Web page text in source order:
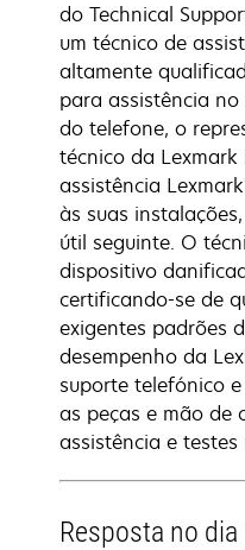
do Technical
um técnico de
altamente
para assistência
do telefone, o
técnico da
assistência
às suas
útil seguinte. O
dispositivo
certificando-se de
exigentes padrões
desempenho da
suporte telefónico
as peças e mão de
assistência e
Resposta no